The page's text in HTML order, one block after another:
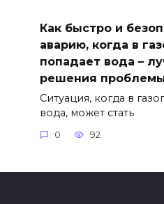
Как быстро и
аварию, когда в
попадает вода –
решения
Ситуация, когда в
вода, может стать
0 92